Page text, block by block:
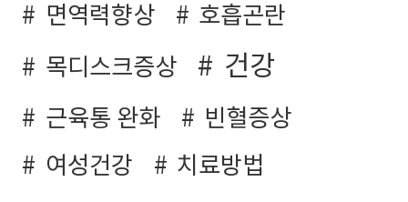
면역력향상
호흡곤란
목디스크증상
건강
근육통 완화
빈혈증상
여성건강
치료방법